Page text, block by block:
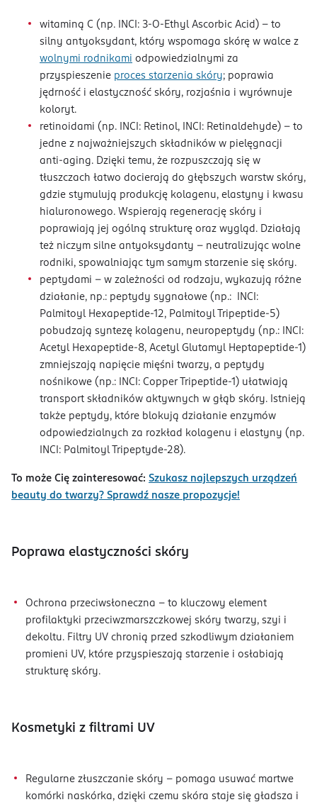
witaminą C (np. INCI: 3-O-Ethyl Ascorbic Acid) – to
silny antyoksydant, który wspomaga skórę w walce z
wolnymi rodnikami odpowiedzialnymi za
przyspieszenie proces starzenia skóry; poprawia
jędrność i elastyczność skóry, rozjaśnia i wyrównuje
koloryt.
retinoidami (np. INCI: Retinol, INCI: Retinaldehyde) – to
jedne z najważniejszych składników w pielęgnacji
anti-aging. Dzięki temu, że rozpuszczają się w
tłuszczach łatwo docierają do głębszych warstw skóry,
gdzie stymulują produkcję kolagenu, elastyny i kwasu
hialuronowego. Wspierają regenerację skóry i
poprawiają jej ogólną strukturę oraz wygląd. Działają
też niczym silne antyoksydanty – neutralizując wolne
rodniki, spowalniając tym samym starzenie się skóry.
peptydami – w zależności od rodzaju, wykazują różne
działanie, np.: peptydy sygnałowe (np.: INCI:
Palmitoyl Hexapeptide-12, Palmitoyl Tripeptide-5)
pobudzają syntezę kolagenu, neuropeptydy (np.: INCI:
Acetyl Hexapeptide-8, Acetyl Glutamyl Heptapeptide-1)
zmniejszają napięcie mięśni twarzy, a peptydy
nośnikowe (np.: INCI: Copper Tripeptide-1) ułatwiają
transport składników aktywnych w głąb skóry. Istnieją
także peptydy, które blokują działanie enzymów
odpowiedzialnych za rozkład kolagenu i elastyny (np.
INCI: Palmitoyl Tripeptyde-28).
To może Cię zainteresować: Szukasz najlepszych urządzeń
beauty do twarzy? Sprawdź nasze propozycje!
Poprawa elastyczności skóry
Ochrona przeciwsłoneczna – to kluczowy element
profilaktyki przeciwzmarszczkowej skóry twarzy, szyi i
dekoltu. Filtry UV chronią przed szkodliwym działaniem
promieni UV, które przyspieszają starzenie i osłabiają
strukturę skóry.
Kosmetyki z filtrami UV
Regularne złuszczanie skóry – pomaga usuwać martwe
komórki naskórka, dzięki czemu skóra staje się gładsza i